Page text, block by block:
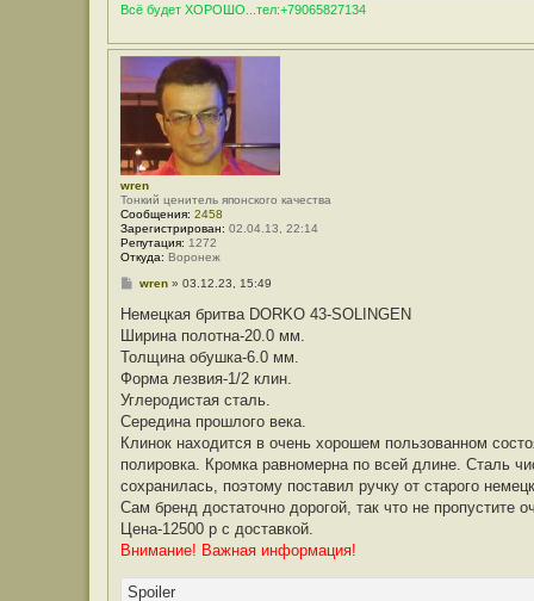
Всё будет ХОРОШО...тел:+79065827134
wren
Тонкий ценитель японского качества
Сообщения: 2458
Зарегистрирован: 02.04.13, 22:14
Репутация: 1272
Откуда: Воронеж
С
о
щ
е
и
е
wren» 03.12.23, 15:49
Немецкая бритва DORKO 43-SOLINGEN
Ширина полотна-20.0 мм.
Толщина обушка-6.0 мм.
Форма лезвия-1/2 клин.
Углеродистая сталь.
Середина прошлого века.
Клинок находится в очень хорошем пользованном
полировка. Кромка равномерна по всей длине. Сталь
сохранилась, поэтому поставил ручку от старого
Сам бренд достаточно дорогой, так что не пропустите
Цена-12500 р с доставкой.
Внимание! Важная информация!
Spoiler